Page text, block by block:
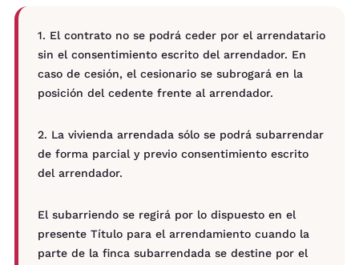
1. El contrato no se podrá ceder por el arrendatario
sin el consentimiento escrito del arrendador. En
caso de cesión, el cesionario se subrogará en la
posición del cedente frente al arrendador.
2. La vivienda arrendada sólo se podrá subarrendar
de forma parcial y previo consentimiento escrito
del arrendador.
El subarriendo se regirá por lo dispuesto en el
presente Título para el arrendamiento cuando la
parte de la finca subarrendada se destine por el